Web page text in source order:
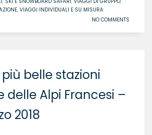
, VIAGGI INDIVIDUALI E SU MISURA
NO COMMENTS
belle stazioni
delle Alpi Francesi –
2018